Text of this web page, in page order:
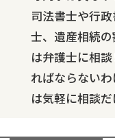
司法書士や行
士、遺産相続
は弁護士に相
ればならない
は気軽に相談だ